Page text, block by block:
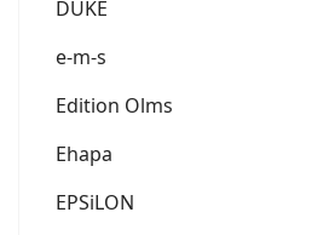
DUKE
e-m-s
Edition Olms
Ehapa
EPSiLON